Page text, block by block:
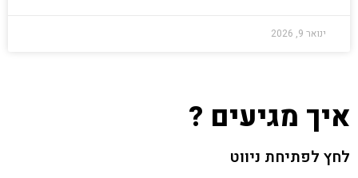
ינואר 9, 2026
איך מגיעים ?
לחץ לפתיחת ניווט